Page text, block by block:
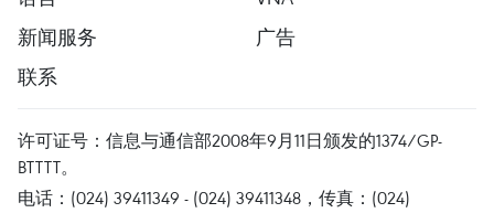
新闻服务
广告
联系
许可证号：信息与通信部2008年9月11日颁发的1374/GP-
BTTTT。
电话：(024) 39411349 - (024) 39411348，传真：(024)